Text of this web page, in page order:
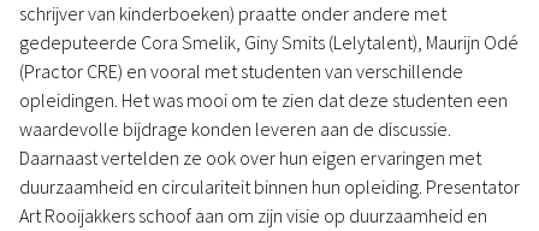
schrijver van kinderboeken) praatte onder andere met
gedeputeerde Cora Smelik, Giny Smits (Lelytalent), Maurijn Odé
(Practor CRE) en vooral met studenten van verschillende
opleidingen. Het was mooi om te zien dat deze studenten een
waardevolle bijdrage konden leveren aan de discussie.
Daarnaast vertelden ze ook over hun eigen ervaringen met
duurzaamheid en circulariteit binnen hun opleiding. Presentator
Art Rooijakkers schoof aan om zijn visie op duurzaamheid en